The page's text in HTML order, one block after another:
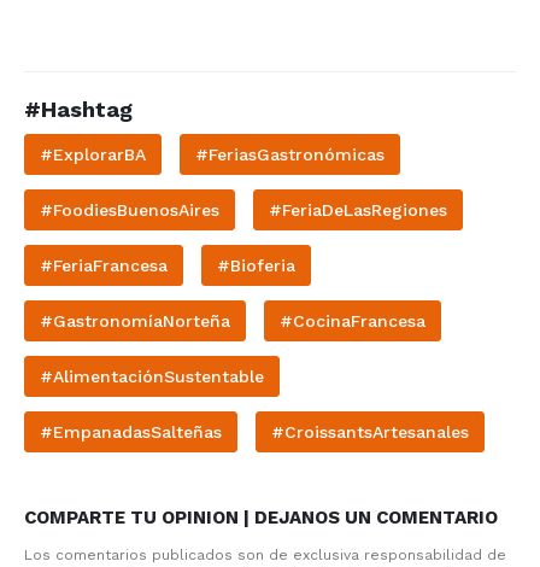
#Hashtag
#ExplorarBA #FeriasGastronómicas
#FoodiesBuenosAires #FeriaDeLasRegiones
#FeriaFrancesa #Bioferia
#GastronomíaNorteña #CocinaFrancesa
#AlimentaciónSustentable
#EmpanadasSalteñas #CroissantsArtesanales
COMPARTE TU OPINION | DEJANOS UN COMENTARIO
Los comentarios publicados son de exclusiva responsabilidad de